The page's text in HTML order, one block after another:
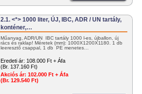
2.1. <*> 1000 liter, ÚJ, IBC, ADR / UN tartály,
konténer,…
Műanyag, ADR/UN IBC tartály 1000 l-es, újballon, új
rács és raklap! Méretek (mm): 1000X1200X1180. 1 db
leeresztő csappal, 1 db PE menetes…
Eredeti ár: 108.000 Ft + Áfa
(Br. 137.160 Ft)
Akciós ár: 102.000 Ft + Áfa
(Br. 129.540 Ft)